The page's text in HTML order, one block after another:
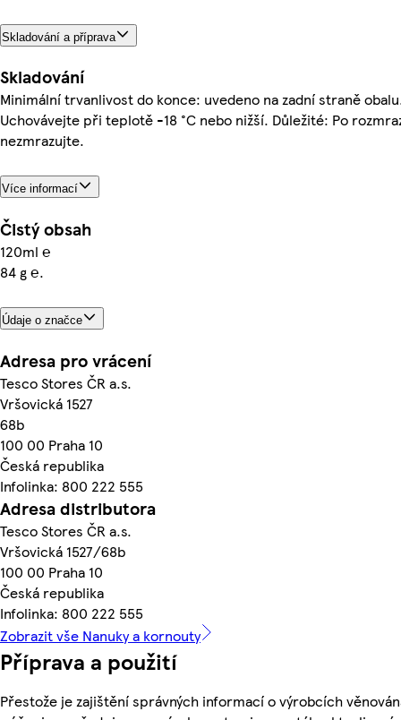
Skladování a příprava
Skladování
Minimální trvanlivost do konce: uvedeno na zadní straně
Uchovávejte při teplotě -18 °C nebo nižší. Důležité: Po
nezmrazujte.
Více informací
Čistý obsah
120ml ℮
84 g ℮.
Údaje o značce
Adresa pro vrácení
Tesco Stores ČR a.s.
Vršovická 1527
68b
100 00 Praha 10
Česká republika
Infolinka: 800 222 555
Adresa distributora
Tesco Stores ČR a.s.
Vršovická 1527/68b
100 00 Praha 10
Česká republika
Infolinka: 800 222 555
Zobrazit vše Nanuky a kornouty
Příprava a použití
Přestože je zajištění správných informací o výrobcích